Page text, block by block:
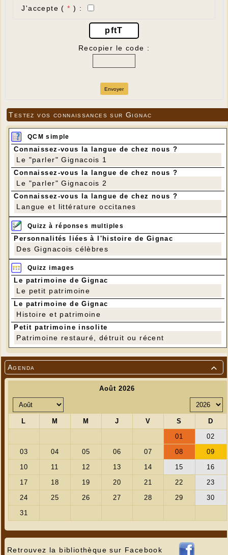

Agenda
Retrouvez la bibliothèque sur Facebook
J'accepte ( *) :
pftT
Recopier le code :
Envoyer
Testez vos connaissances sur Gignac
QCM simple
Connaissez-vous la langue de chez nous ?
Le "parler" Gignacois 1
Connaissez-vous la langue de chez nous ?
Le "parler" Gignacois 2
Connaissez-vous la langue de chez nous ?
Langue et littérature occitanes
Quizz à réponses multiples
Personnalités liées à l'histoire de Gignac
Des Gignacois célèbres
Quizz images
Le patrimoine de Gignac
Le petit patrimoine
Le patrimoine de Gignac
Histoire et patrimoine
Petit patrimoine insolite
Patrimoine restauré, détruit ou récent